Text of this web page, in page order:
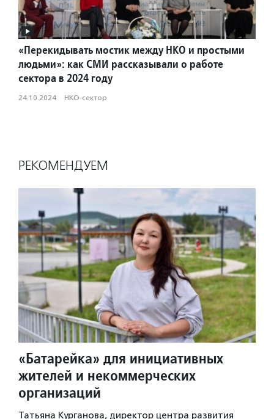
«Перекидывать мостик между НКО и простыми
людьми»: как СМИ рассказывали о работе
сектора в 2024 году
24.10.2024 · НКО-сектор
РЕКОМЕНДУЕМ
«Батарейка» для инициативных
жителей и некоммерческих
организаций
Татьяна Курганова, директор центра развития